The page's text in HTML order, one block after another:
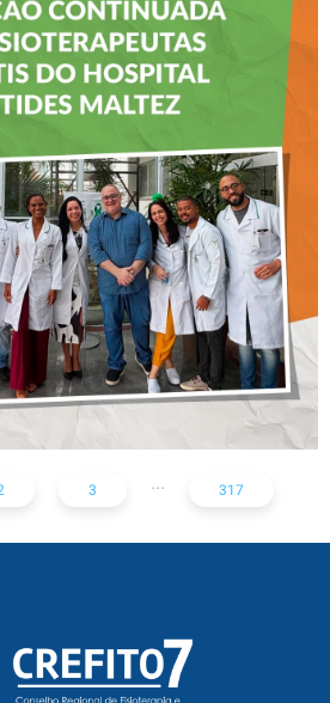
LEVA EDUCAÇÃO
AOS
DAS UTIs
ARISTIDES
MALTEZ
3 ... 317